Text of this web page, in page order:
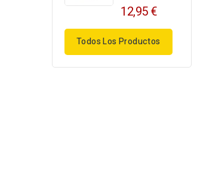
12,95 €
Todos Los Productos